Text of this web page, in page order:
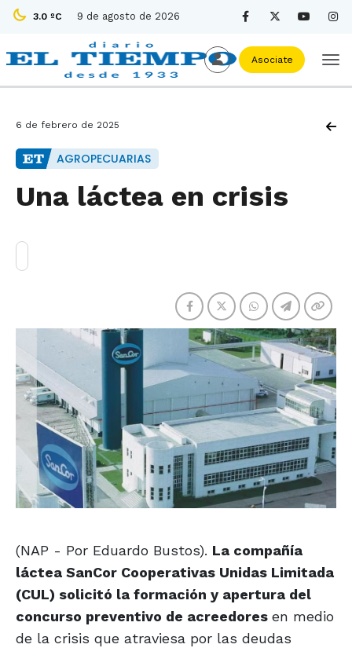
3.0 ºC 9 de agosto de 2026
Asociate
6 de febrero de 2025
AGROPECUARIAS
Una láctea en crisis
(NAP - Por Eduardo Bustos). La compañía
láctea SanCor Cooperativas Unidas Limitada
(CUL) solicitó la formación y apertura del
concurso preventivo de acreedores en medio
de la crisis que atraviesa por las deudas